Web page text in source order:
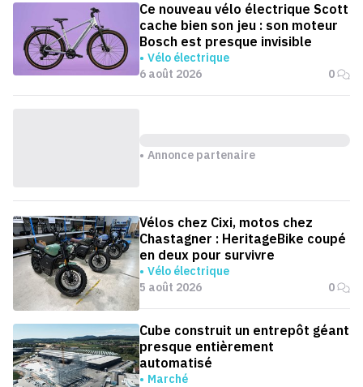
Ce nouveau vélo électrique Scott
cache bien son jeu : son moteur
Bosch est presque invisible
Vélo électrique
6 août 2026
0
Annonce partenaire
Vélos chez Cixi, motos chez
Chastagner : HeritageBike coupé
en deux pour survivre
Vélo électrique
5 août 2026
0
Cube construit un entrepôt géant
presque entièrement
automatisé
Marché